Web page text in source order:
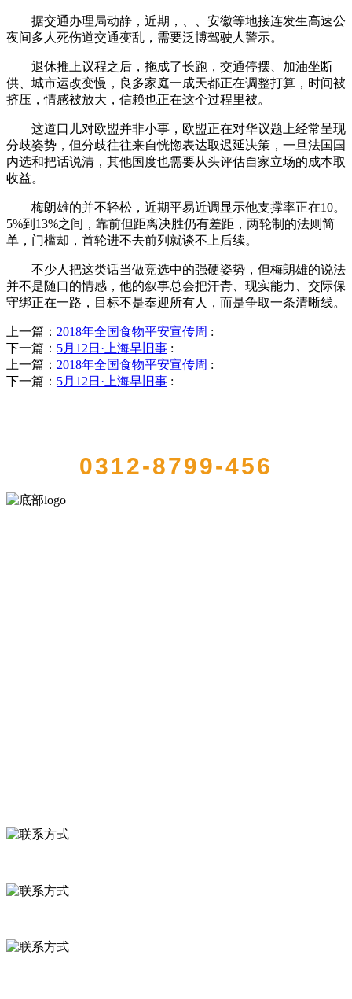
据交通办理局动静，近期，、、安徽等地接连发生高速公
夜间多人死伤道交通变乱，需要泛博驾驶人警示。
退休推上议程之后，拖成了长跑，交通停摆、加油坐断
供、城市运改变慢，良多家庭一成天都正在调整打算，时间被
挤压，情感被放大，信赖也正在这个过程里被。
这道口儿对欧盟并非小事，欧盟正在对华议题上经常呈现
分歧姿势，但分歧往往来自恍惚表达取迟延决策，一旦法国国
内选和把话说清，其他国度也需要从头评估自家立场的成本取
收益。
梅朗雄的并不轻松，近期平易近调显示他支撑率正在10。
5%到13%之间，靠前但距离决胜仍有差距，两轮制的法则简
单，门槛却，首轮进不去前列就谈不上后续。
不少人把这类话当做竞选中的强硬姿势，但梅朗雄的说法
并不是随口的情感，他的叙事总会把汗青、现实能力、交际保
守绑正在一路，目标不是奉迎所有人，而是争取一条清晰线。
上一篇： 2018年全国食物平安宣传周 :
下一篇： 5月12日·上海早旧事 :
上一篇： 2018年全国食物平安宣传周 :
下一篇： 5月12日·上海早旧事 :
0312-8799-456